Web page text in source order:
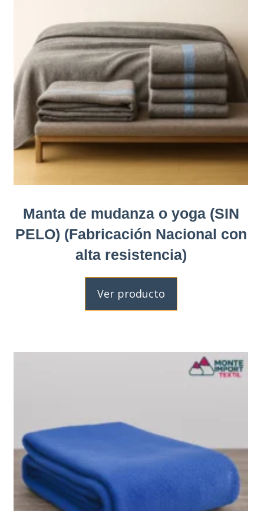
Manta de mudanza o yoga (SIN
PELO) (Fabricación Nacional con
alta resistencia)
Ver producto